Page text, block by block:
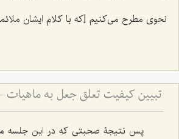
نحوی مطرح می‌کنیم [که با کلام ایشان
پس نتیجۀ صحبتی که در این جلسه